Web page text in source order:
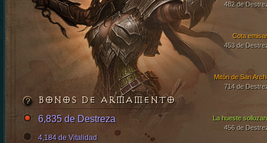
Cota
453 de
Mitón de San
714 de
482 de
La hueste
456 de
BONOS DE ARMAMENTO
6,835 de Destreza
4,184 de Vitalidad